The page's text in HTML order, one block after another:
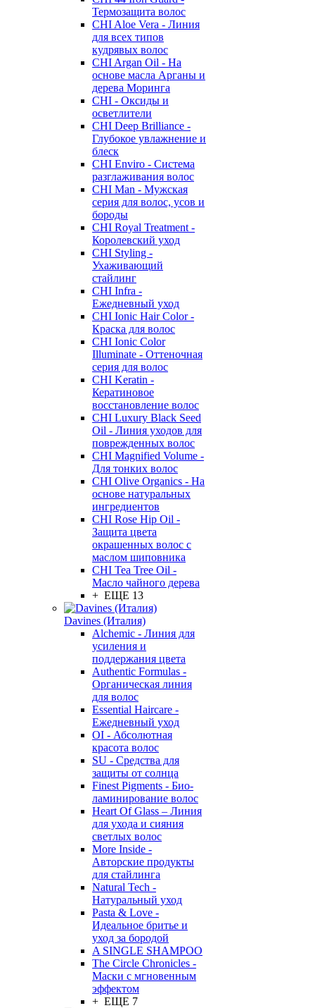
Термозащита волос
CHI Aloe Vera - Линия
для всех типов
кудрявых волос
CHI Argan Oil - На
основе масла Арганы и
дерева Моринга
CHI - Оксиды и
осветлители
CHI Deep Brilliance -
Глубокое увлажнение и
блеск
CHI Enviro - Система
разглаживания волос
CHI Man - Мужская
серия для волос, усов и
бороды
CHI Royal Treatment -
Королевский уход
CHI Styling -
Ухаживающий
стайлинг
CHI Infra -
Ежедневный уход
CHI Ionic Hair Color -
Краска для волос
CHI Ionic Color
Illuminate - Оттеночная
серия для волос
CHI Keratin -
Кератиновое
восстановление волос
CHI Luxury Black Seed
Oil - Линия уходов для
поврежденных волос
CHI Magnified Volume -
Для тонких волос
CHI Olive Organics - На
основе натуральных
ингредиентов
CHI Rose Hip Oil -
Защита цвета
окрашенных волос с
маслом шиповника
CHI Tea Tree Oil -
Масло чайного дерева
+ ЕЩЕ 13
Davines (Италия)
Alchemic - Линия для
усиления и
поддержания цвета
Authentic Formulas -
Органическая линия
для волос
Essential Haircare -
Eжедневный уход
OI - Абсолютная
красота волос
SU - Средства для
защиты от солнца
Finest Pigments - Био-
ламинирование волос
Heart Of Glass – Линия
для ухода и сияния
светлых волос
More Inside -
Авторские продукты
для стайлинга
Natural Tech -
Натуральный уход
Pasta & Love -
Идеальное бритье и
уход за бородой
A SINGLE SHAMPOO
The Circle Chronicles -
Маски с мгновенным
эффектом
+ ЕЩЕ 7